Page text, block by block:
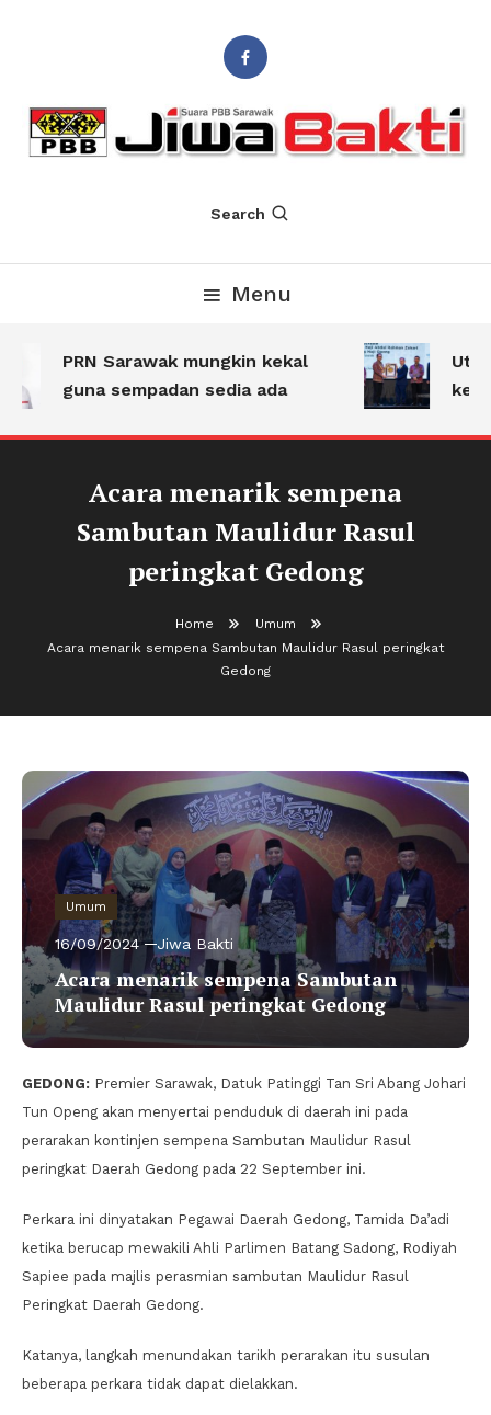
Jiwa BaktiSearch
Menu
PRN Sarawak mungkin kekal
guna sempadan sedia ada
Acara menarik sempena
Sambutan Maulidur Rasul
peringkat Gedong
Home
Umum
Acara menarik sempena Sambutan Maulidur Rasul peringkat
Gedong
Umum
16/09/2024 Jiwa Bakti
Acara menarik sempena Sambutan
Maulidur Rasul peringkat Gedong
GEDONG: Premier Sarawak, Datuk Patinggi Tan Sri Abang Johari
Tun Openg akan menyertai penduduk di daerah ini pada
perarakan kontinjen sempena Sambutan Maulidur Rasul
peringkat Daerah Gedong pada 22 September ini.
Perkara ini dinyatakan Pegawai Daerah Gedong, Tamida Da’adi
ketika berucap mewakili Ahli Parlimen Batang Sadong, Rodiyah
Sapiee pada majlis perasmian sambutan Maulidur Rasul
Peringkat Daerah Gedong.
Katanya, langkah menundakan tarikh perarakan itu susulan
beberapa perkara tidak dapat dielakkan.